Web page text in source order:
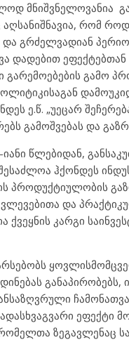
მნიშვნელოვანია
აღსანიშნავია, რომ
გრძელვადიან
დადებით
გამო
ე.წ. „უეცარ
გამოშვებას და
წლებიდან,
ჰქონდეს
პროდუქტიულობის
და
ქვეყნის კარგი
ეფექტი
ზეგავლენაც